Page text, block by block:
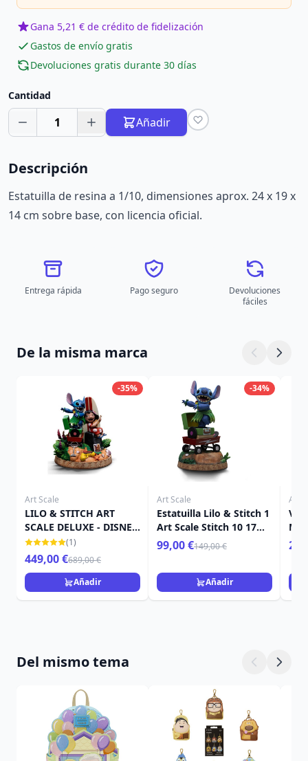
Gana 5,21 € de crédito de fidelización
Gastos de envío gratis
Devoluciones gratis durante 30 días
Cantidad
1 Añadir
Descripción
Estatuilla de resina a 1/10, dimensiones aprox. 24 x 19 x
14 cm sobre base, con licencia oficial.
Entrega rápida Pago seguro
Devoluciones
fáciles
De la misma marca
-35%
Art Scale
LILO & STITCH ART
SCALE DELUXE - DISNEY
LILO & STITCH
(1)
449,00 €689,00 €
Añadir
-34%
Art Scale
Estatuilla Lilo & Stitch 1
Art Scale Stitch 10 17
cm
99,00 €149,00 €
Añadir
Art
Del mismo tema